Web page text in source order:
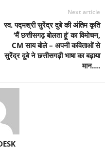
Next article
स्व. पद्मश्री सुरेंद्र दुबे की अंतिम कृति
‘मैं छत्तीसगढ़ बोलता हूं’ का विमोचन,
CM साय बोले – अपनी कविताओं से
सुरेंद्र दुबे ने छत्तीसगढ़ी भाषा का बढ़ाया
मान….